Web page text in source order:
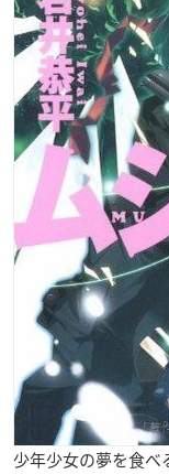
少年少女の夢を食べ